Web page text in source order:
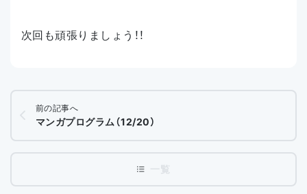
次回も頑張りましょう！！
前の記事へ
マンガプログラム（12/20）